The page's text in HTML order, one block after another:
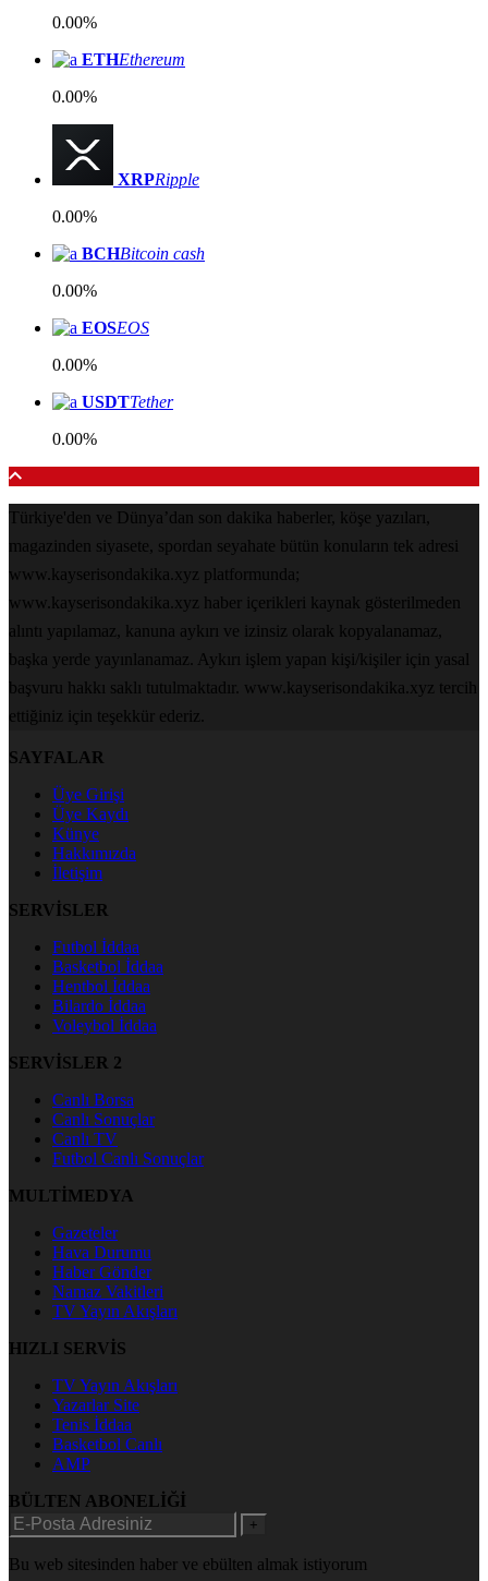
0.00%
ETHEthereum
0.00%
XRPRipple
0.00%
BCHBitcoin cash
0.00%
EOSEOS
0.00%
USDTTether
0.00%
Türkiye'den ve Dünya’dan son dakika haberler, köşe yazıları,
magazinden siyasete, spordan seyahate bütün konuların tek adresi
www.kayserisondakika.xyz platformunda;
www.kayserisondakika.xyz haber içerikleri kaynak gösterilmeden
alıntı yapılamaz, kanuna aykırı ve izinsiz olarak kopyalanamaz,
başka yerde yayınlanamaz. Aykırı işlem yapan kişi/kişiler için yasal
başvuru hakkı saklı tutulmaktadır. www.kayserisondakika.xyz tercih
ettiğiniz için teşekkür ederiz.
SAYFALAR
Üye Girişi
Üye Kaydı
Künye
Hakkımızda
İletişim
SERVİSLER
Futbol İddaa
Basketbol İddaa
Hentbol İddaa
Bilardo İddaa
Voleybol İddaa
SERVİSLER 2
Canlı Borsa
Canlı Sonuçlar
Canlı TV
Futbol Canlı Sonuçlar
MULTİMEDYA
Gazeteler
Hava Durumu
Haber Gönder
Namaz Vakitleri
TV Yayın Akışları
HIZLI SERVİS
TV Yayın Akışları
Yazarlar Site
Tenis İddaa
Basketbol Canlı
AMP
BÜLTEN ABONELİĞİ
+
Bu web sitesinden haber ve ebülten almak istiyorum